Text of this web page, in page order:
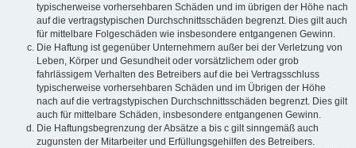
typischerweise vorhersehbaren Schäden und im übrigen der Höhe nach
auf die vertragstypischen Durchschnittsschäden begrenzt. Dies gilt auch
für mittelbare Folgeschäden wie insbesondere entgangenen Gewinn.
Die Haftung ist gegenüber Unternehmern außer bei der Verletzung von
Leben, Körper und Gesundheit oder vorsätzlichem oder grob
fahrlässigem Verhalten des Betreibers auf die bei Vertragsschluss
typischerweise vorhersehbaren Schäden und im Übrigen der Höhe
nach auf die vertragstypischen Durchschnittsschäden begrenzt. Dies gilt
auch für mittelbare Schäden, insbesondere entgangenen Gewinn.
Die Haftungsbegrenzung der Absätze a bis c gilt sinngemäß auch
zugunsten der Mitarbeiter und Erfüllungsgehilfen des Betreibers.